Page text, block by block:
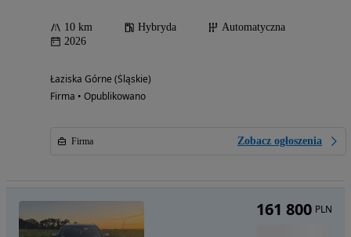
10 km Hybryda
Automatyczna
2026
Łaziska Górne (Śląskie)
Firma • Opublikowano
Firma Zobacz ogłoszenia
161 800 PLN